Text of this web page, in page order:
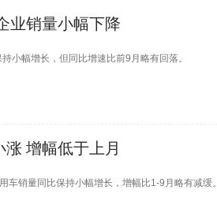
业销量小幅下降
小幅增长，但同比增速比前9月略有回落。
增幅低于上月
销量同比保持小幅增长，增幅比1-9月略有减缓。